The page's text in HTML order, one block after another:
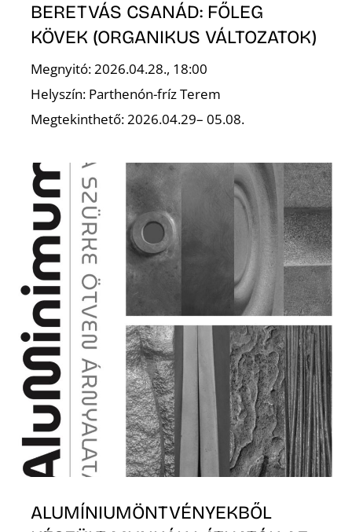
BERETVÁS CSANÁD: FŐLEG
KÖVEK (ORGANIKUS VÁLTOZATOK)
Megnyitó: 2026.04.28., 18:00
Helyszín: Parthenón-fríz Terem
Megtekinthető: 2026.04.29– 05.08.
ALUMÍNIUMÖNTVÉNYEKBŐL